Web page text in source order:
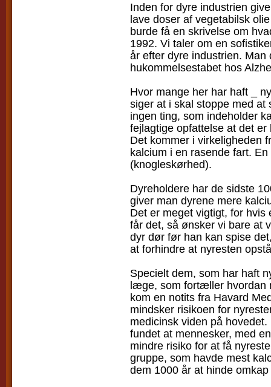
Inden for dyre industrien
lave doser af vegetabilsk
burde få en skrivelse om
1992. Vi taler om en
år efter dyre industrien.
hukommelsestabet hos
Hvor mange her har haft _
siger at i skal stoppe med at
ingen ting, som indeholder
fejlagtige opfattelse at det
Det kommer i virkeligheden
kalcium i en rasende fart.
(knogleskørhed).
Dyreholdere har de sidste
giver man dyrene mere
Det er meget vigtigt, for
får det, så ønsker vi bare at
dyr dør før han kan spise
at forhindre at nyresten
Specielt dem, som har haft
læge, som fortæller hvordan
kom en notits fra Havard
mindsker risikoen for
medicinsk viden på
fundet at mennesker, med
mindre risiko for at få
gruppe, som havde mest
dem 1000 år at hinde